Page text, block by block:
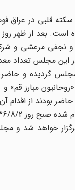
به علت سکته قلبى
و نجفى مرعشى
این مجلس تعداد
گردیده و
مبارز قم»
از اقدام
خواهد شد و